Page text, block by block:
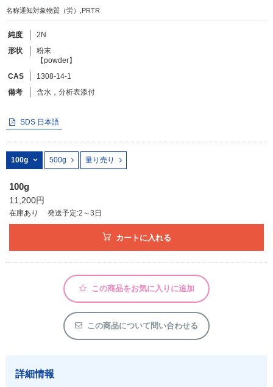
フリーワードで検索
化学式で検索
和名・英名で検索
カテゴリで検索する
化合物
アウトレット
化学教材・オリジナルグッズ
名称通知対象物質（労）,PRTR
純度
2N
形状
粉末
【powder】
CAS
1308-14-1
備考
含水，分析表添付
SDS 日本語
100g 500g 量り売り
100g
11,200円
在庫あり 発送予定:2～3日
カートに入れる
この商品をお気に入りに追加
この商品について問い合わせる
詳細情報